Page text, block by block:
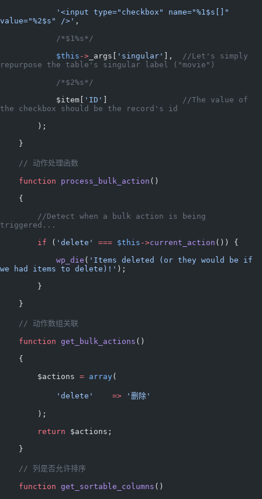
value="%2$s" />' ,
            /*$1%s*/
            $this
-> _args[ 'singular' ],
//Let's simply
repurpose the table's singular label ("movie")
            /*$2%s*/
            $item[
'ID'
//The value of
the checkbox should be the record's id
        );
    }
    // 动作处理函数
    function
process_bulk_action ()
    {
triggered...
        if
( 'delete' === $this ->current_action ()) {
            wp_die
( 'Items deleted (or they would be if
we had items to delete)!' );
        }
    }
    // 动作数组关联
    function
get_bulk_actions ()
    {
        $actions
= array(
            'delete'
    =>
'删除'
        );
        return
$actions;
    }
    // 列是否允许排序
    function
get_sortable_columns ()